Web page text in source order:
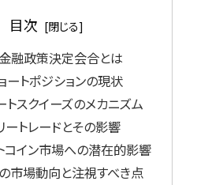
目次
融政策決定会合とは
ートポジションの現状
トスクイーズのメカニズム
ートレードとその影響
コイン市場への潜在的影響
市場動向と注視すべき点